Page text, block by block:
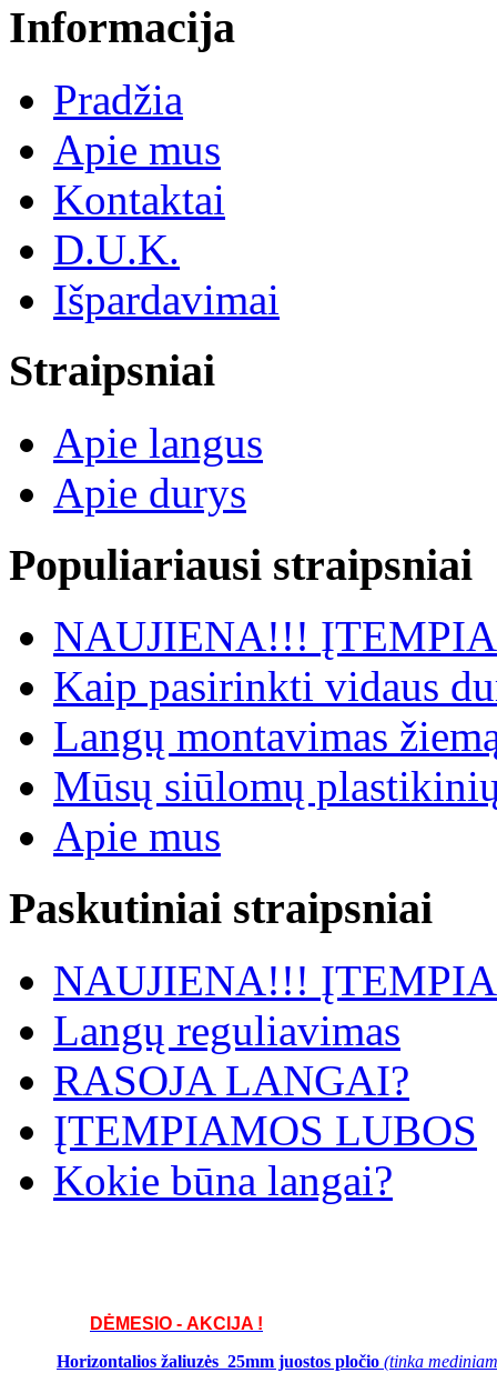
Informacija
Pradžia
Apie mus
Kontaktai
D.U.K.
Išpardavimai
Straipsniai
Apie langus
Apie durys
Populiariausi straipsniai
NAUJIENA!!!
Kaip pasirinkti vidaus
Langų montavimas
Mūsų siūlomų
Apie mus
Paskutiniai straipsniai
NAUJIENA!!!
Langų reguliavimas
RASOJA LANGAI?
ĮTEMPIAMOS LUBOS
Kokie būna langai?
DĖMESIO - AKCIJA !
Horizontalios žaliuzės 25mm juostos pločio (tinka